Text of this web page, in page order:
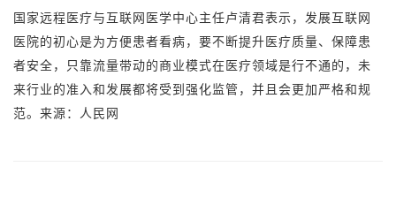
国家远程医疗与互联网医学中心主任卢清君表示，发展互联网
医院的初心是为方便患者看病，要不断提升医疗质量、保障患
者安全，只靠流量带动的商业模式在医疗领域是行不通的，未
来行业的准入和发展都将受到强化监管，并且会更加严格和规
范。来源：人民网